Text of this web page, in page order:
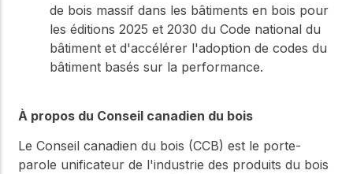
de bois massif dans les bâtiments en bois pour
les éditions 2025 et 2030 du Code national du
bâtiment et d'accélérer l'adoption de codes du
bâtiment basés sur la performance.
À propos du Conseil canadien du bois
Le Conseil canadien du bois (CCB) est le porte-
parole unificateur de l'industrie des produits du bois